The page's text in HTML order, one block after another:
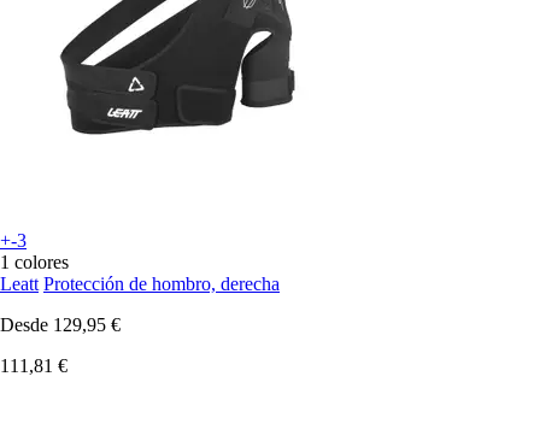
+-3
1 colores
Leatt Protección de hombro, derecha
Desde 129,95 €
111,81 €